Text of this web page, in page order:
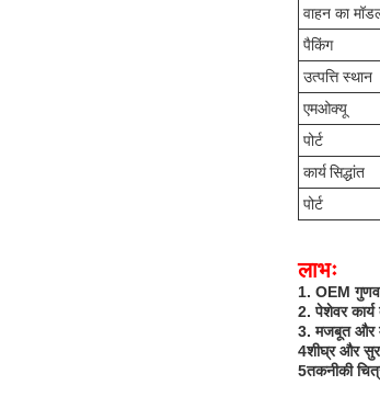
वाहन का
पैकिंग
उत्पत्ति स्थान
एमओक्यू
पोर्ट
कार्य सिद्धांत
पोर्ट
लाभः
1. OEM
2. पेशेवर
3. मजबूत और
4शीघ्र और
5तकनीकी